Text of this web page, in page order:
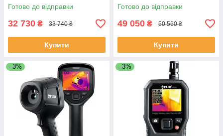
Готово до відправки
32 730 ₴ 33 740 ₴
Купити
Готово до відправки
49 050 ₴ 50 560 ₴
Купити
–3% –3%